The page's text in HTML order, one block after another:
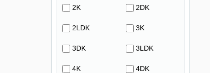
2K 2DK
2LDK 3K
3DK 3LDK
4K 4DK